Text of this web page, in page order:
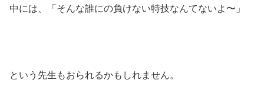
中には、「そんな誰にの負けない特技なんてないよ〜」
という先生もおられるかもしれません。